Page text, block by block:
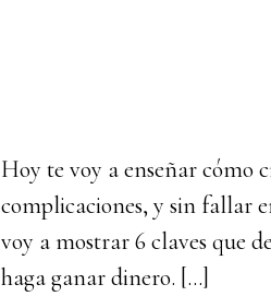
Hoy te voy a enseñar cómo
complicaciones, y sin fallar
voy a mostrar 6 claves que
haga ganar dinero. […]